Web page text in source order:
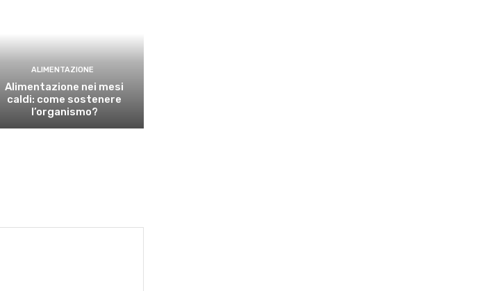
ALIMENTAZIONE
Alimentazione nei mesi
caldi: come sostenere
l’organismo?